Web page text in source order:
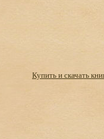
Купить и скачать